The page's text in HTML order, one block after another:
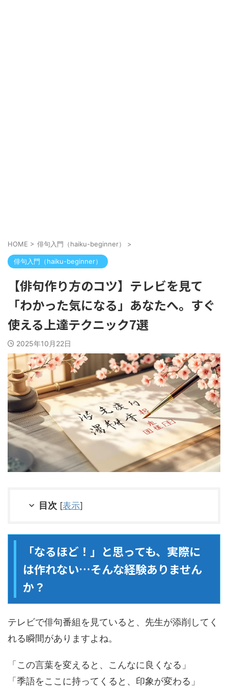
HOME > 俳句入門（haiku-beginner） >
俳句入門（haiku-beginner）
【俳句作り方のコツ】テレビを見て
「わかった気になる」あなたへ。すぐ
使える上達テクニック7選
2025年10月22日
目次 [表示]
「なるほど！」と思っても、実際に
は作れない…そんな経験ありません
か？
テレビで俳句番組を見ていると、先生が添削してく
れる瞬間がありますよね。
「この言葉を変えると、こんなに良くなる」
「季語をここに持ってくると、印象が変わる」